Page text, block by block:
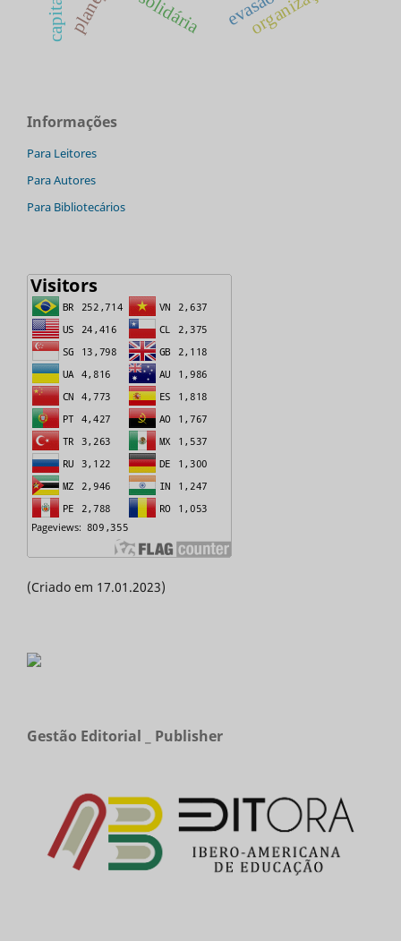
solidária
Informações
Para Leitores
Para Autores
Para Bibliotecários
(Criado em 17.01.2023)
Gestão Editorial _ Publisher